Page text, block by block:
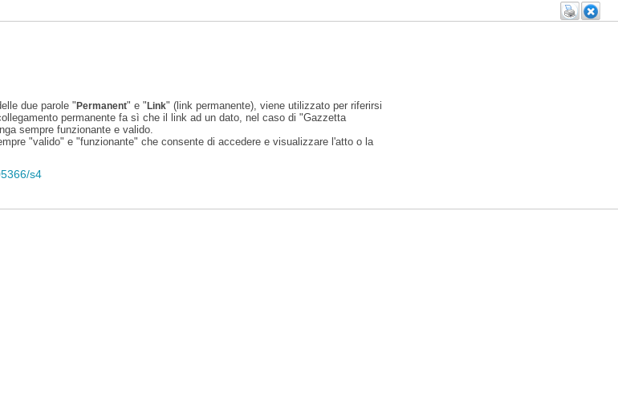
due parole "Permanent" e "Link" (link permanente), viene utilizzato per riferirsi
permanente fa sì che il link ad un dato, nel caso di "Gazzetta
sempre funzionante e valido.
"valido" e "funzionante" che consente di accedere e visualizzare l'atto o la
s4